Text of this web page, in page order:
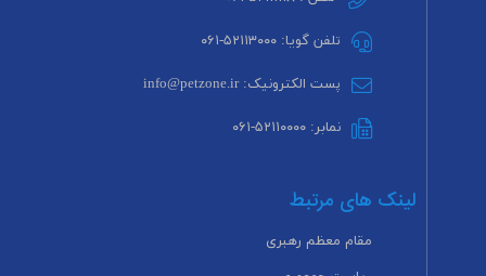
تلفن گویا: ۵۲۱۱۳۰۰۰-۰۶۱
پست الکترونیک: info@petzone.ir
نمابر: ۵۲۱۱۰۰۰۰-۰۶۱
لینک های مرتبط
مقام معظم رهبری